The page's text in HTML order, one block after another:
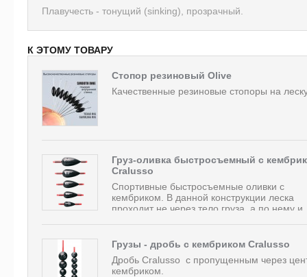
Плавучесть - тонущий (sinking), прозрачный.
К ЭТОМУ ТОВАРУ
Стопор резиновый Olive
Качественные резиновые стопоры на
Груз-оливка быстросъемный с
Cralusso
Спортивные быстросъемные оливки с
кембриком. В данной конструкции леска
проходит не через тело груза, а по нему
Грузы - дробь с кембриком Cralusso
Дробь Cralusso с пропущенным через
кембриком.